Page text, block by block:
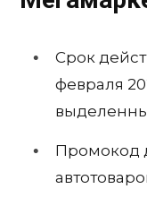
Срок
февраля
Промокод